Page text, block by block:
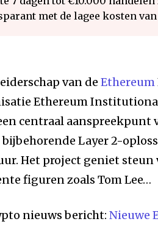
met de lagee kosten van
van deEthereum
Ethereum
centraal
Layer 2-
Het project geniet steun
figuren zoals Tom Lee…
nieuws bericht:Nieuwe